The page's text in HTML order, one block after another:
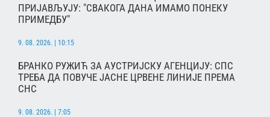
ПРИЈАВЉУЈУ: "СВАКОГА ДАНА ИМАМО ПОНЕКУ
ПРИМЕДБУ"
9. 08. 2026. | 10:15
БРАНКО РУЖИЋ ЗА АУСТРИЈСКУ АГЕНЦИЈУ: СПС
ТРЕБА ДА ПОВУЧЕ ЈАСНЕ ЦРВЕНЕ ЛИНИЈЕ ПРЕМА
СНС
9. 08. 2026. | 7:05